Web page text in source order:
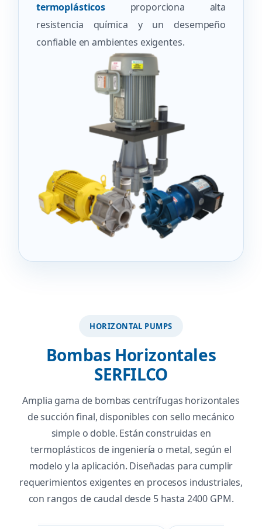
termoplásticos proporciona alta
resistencia química y un desempeño
confiable en ambientes exigentes.
HORIZONTAL PUMPS
Bombas Horizontales
SERFILCO
Amplia gama de bombas centrífugas horizontales
de succión final, disponibles con sello mecánico
simple o doble. Están construidas en
termoplásticos de ingeniería o metal, según el
modelo y la aplicación. Diseñadas para cumplir
requerimientos exigentes en procesos industriales,
con rangos de caudal desde 5 hasta 2400 GPM.